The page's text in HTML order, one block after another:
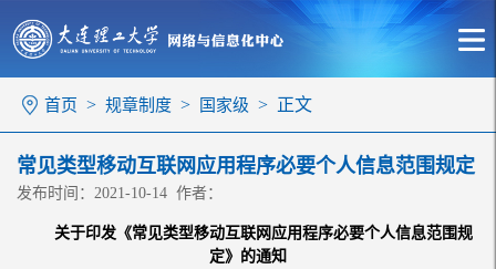
首页 > 规章制度 > 国家级 > 正文
常见类型移动互联网应用程序必要个人信息范围规定
发布时间：2021-10-14 作者：
关于印发《常见类型移动互联网应用程序必要个人信息范围规
定》的通知